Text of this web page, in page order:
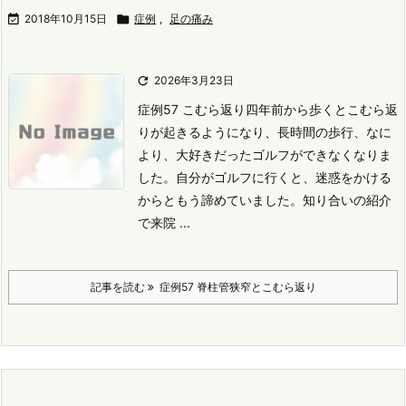
 2018年10月15日  症例 , 足の痛み
 2026年3月23日
症例57 こむら返り 四年前から歩くとこむら返
りが起きるようになり、長時間の歩行、なに
より、大好きだったゴルフができなくなりま
した。
自分がゴルフに行くと、迷惑をかける
からともう諦めていました。 知り合いの紹介
で来院 ...
記事を読む 症例57 脊柱管狭窄とこむら返り